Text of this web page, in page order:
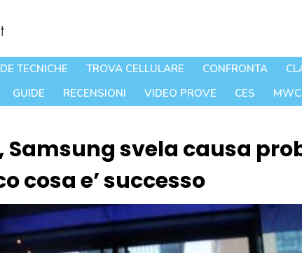
TECNICHE TROVA CELLULARE CONFRONTA
GUIDE RECENSIONI VIDEO PROVE CES MWC
Samsung svela causa
cosa e’ successo